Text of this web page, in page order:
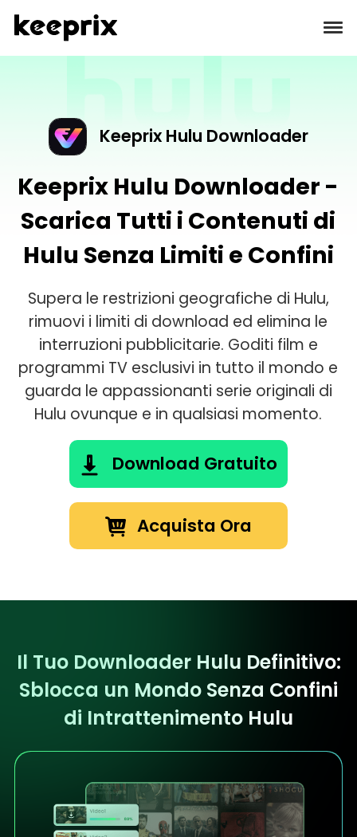
Recensioni
Supporto
Guide
Scarica
Languages
Keeprix Hulu Downloader
Keeprix Hulu Downloader -
Scarica Tutti i Contenuti di
Hulu Senza Limiti e Confini
Supera le restrizioni geografiche di Hulu,
rimuovi i limiti di download ed elimina le
interruzioni pubblicitarie. Goditi film e
programmi TV esclusivi in tutto il mondo e
guarda le appassionanti serie originali di
Hulu ovunque e in qualsiasi momento.
Download Gratuito
Acquista Ora
Il Tuo Downloader Hulu Definitivo:
Sblocca un Mondo Senza Confini
di Intrattenimento Hulu